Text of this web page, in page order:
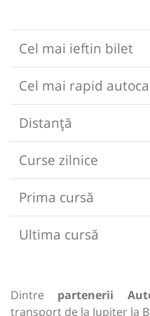
Cel mai ieftin bilet
Cel mai rapid
Distanță
Curse zilnice
Prima cursă
Ultima cursă
Dintre partenerii
transport de la Jupiter la